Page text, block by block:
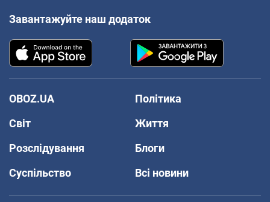
Завантажуйте наш додаток
OBOZ.UA
Політика
Світ
Життя
Розслідування
Блоги
Суспільство
Всі новини